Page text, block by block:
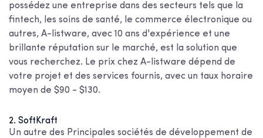
possédez une entreprise dans des secteurs tels que la
fintech, les soins de santé, le commerce électronique ou
autres, A-listware, avec 10 ans d'expérience et une
brillante réputation sur le marché, est la solution que
vous recherchez. Le prix chez A-listware dépend de
votre projet et des services fournis, avec un taux horaire
moyen de $90 - $130.
2. SoftKraft
Un autre des Principales sociétés de développement de